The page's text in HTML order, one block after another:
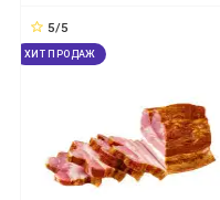
5/5
ХИТ ПРОДАЖ